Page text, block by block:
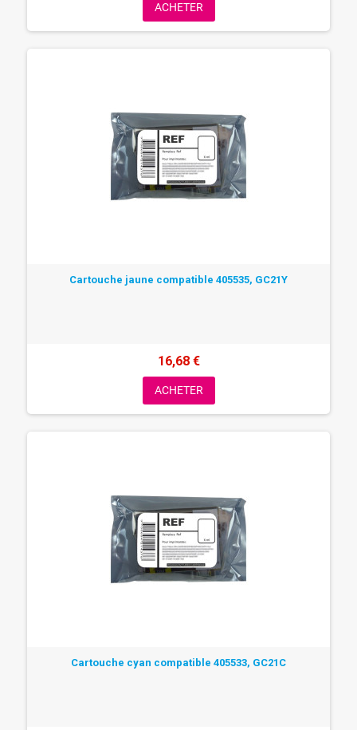
ACHETER
Cartouche jaune compatible 405535, GC21Y
16,68 €
ACHETER
Cartouche cyan compatible 405533, GC21C